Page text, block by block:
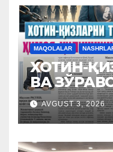
MAQOLALAR
ХОТИН-
ВА
AVGUST 3, 2026